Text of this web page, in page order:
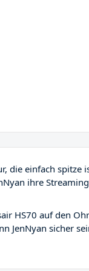
die einfach spitze
ihre
HS70 auf den
JenNyan sicher